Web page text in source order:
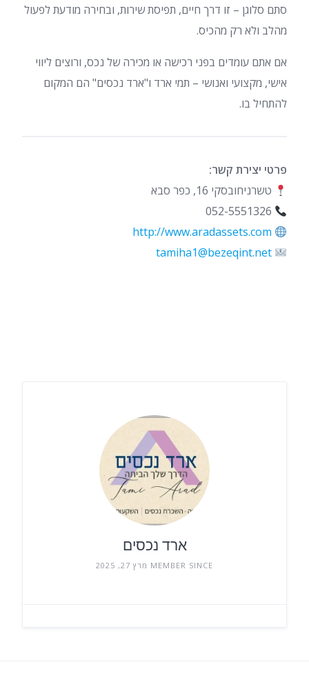
סתם סלוגן – זו דרך חיים, תפיסת שירות, ובחירה מודעת לפעול
מהלב ולא רק מהכיס.
אם אתם עומדים בפני רכישה או מכירה של נכס, ורוצים ליווי
אישי, מקצועי ואנושי – תמי ארד ו"ארד נכסים" הם המקום
להתחיל בו.
פרטי יצירת קשר:
טשרניחובסקי 16, כפר סבא
http://www.aradassets.com
tamiha1@bezeqint.net
ארד נכסים
MEMBER SINCE מרץ 27, 2025